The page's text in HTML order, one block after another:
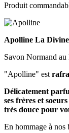
Produit
Apolline La
Savon Normand
"Apolline" est
Délicatement
ses frères et
très douce pour
En hommage à nos